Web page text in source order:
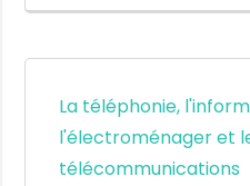
La téléphonie,
l'électroménager et
télécommunications